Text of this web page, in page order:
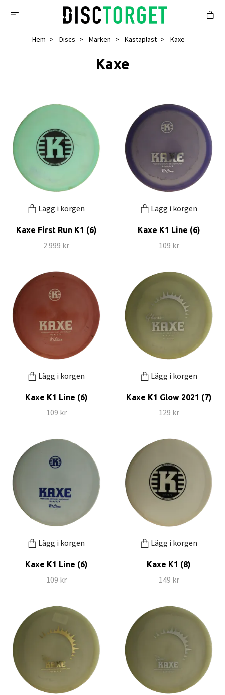
Hem Discs Märken Kastaplast Kaxe
Kaxe
Lägg i korgen
Kaxe First Run K1 (6)
2 999 kr
Lägg i korgen
Kaxe K1 Line (6)
109 kr
Lägg i korgen
Kaxe K1 Line (6)
109 kr
Lägg i korgen
Kaxe K1 Glow 2021 (7)
129 kr
Lägg i korgen
Kaxe K1 Line (6)
109 kr
Lägg i korgen
Kaxe K1 (8)
149 kr